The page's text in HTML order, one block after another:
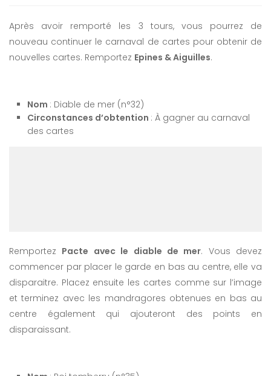
Après avoir remporté les 3 tours, vous pourrez de
nouveau continuer le carnaval de cartes pour obtenir de
nouvelles cartes. Remportez Epines & Aiguilles.
Nom : Diable de mer (n°32)
Circonstances d’obtention : À gagner au carnaval
des cartes
Remportez Pacte avec le diable de mer. Vous devez
commencer par placer le garde en bas au centre, elle va
disparaitre. Placez ensuite les cartes comme sur l’image
et terminez avec les mandragores obtenues en bas au
centre également qui ajouteront des points en
disparaissant.